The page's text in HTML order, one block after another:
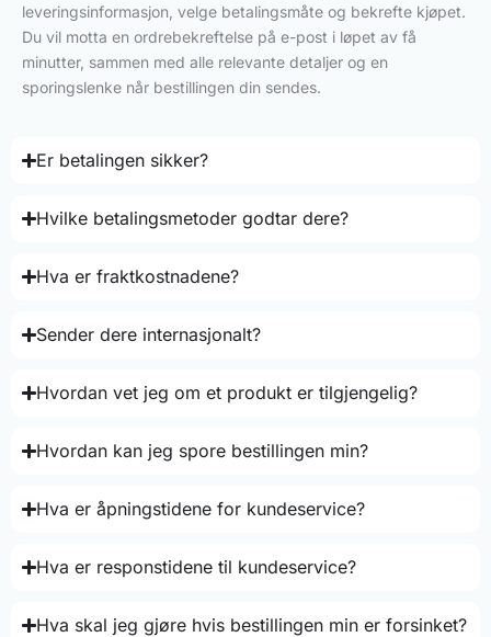
leveringsinformasjon, velge betalingsmåte og bekrefte kjøpet.
Du vil motta en ordrebekreftelse på e-post i løpet av få
minutter, sammen med alle relevante detaljer og en
sporingslenke når bestillingen din sendes.
Er betalingen sikker?
Hvilke betalingsmetoder godtar dere?
Hva er fraktkostnadene?
Sender dere internasjonalt?
Hvordan vet jeg om et produkt er tilgjengelig?
Hvordan kan jeg spore bestillingen min?
Hva er åpningstidene for kundeservice?
Hva er responstidene til kundeservice?
Hva skal jeg gjøre hvis bestillingen min er forsinket?